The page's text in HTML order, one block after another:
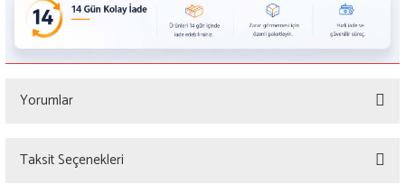
Yorumlar
Taksit Seçenekleri